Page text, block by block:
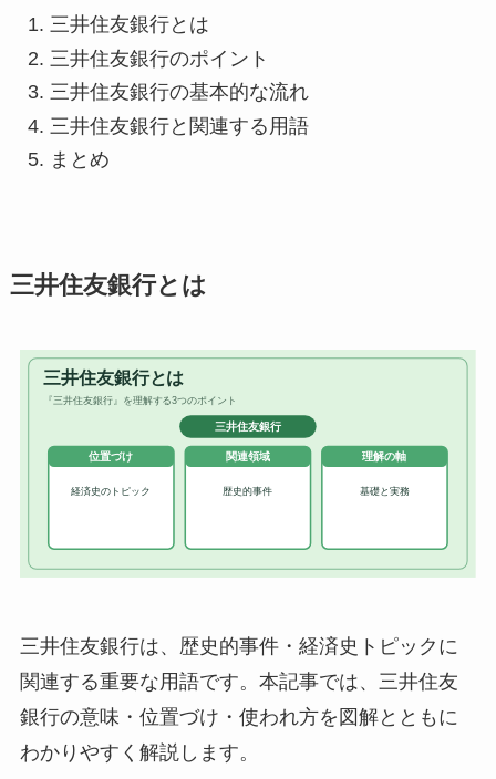
三井住友銀行とは
三井住友銀行のポイント
三井住友銀行の基本的な流れ
三井住友銀行と関連する用語
まとめ
三井住友銀行とは
三井住友銀行は、歴史的事件・経済史トピックに
関連する重要な用語です。本記事では、三井住友
銀行の意味・位置づけ・使われ方を図解とともに
わかりやすく解説します。